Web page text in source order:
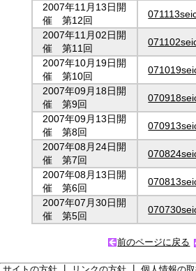
2007年11月13日開
催 第12回
2007年11月02日開
催 第11回
2007年10月19日開
催 第10回
2007年09月18日開
催 第9回
2007年09月13日開
催 第8回
2007年08月24日開
催 第7回
2007年08月13日開
催 第6回
2007年07月30日開
催 第5回
前のページに戻る